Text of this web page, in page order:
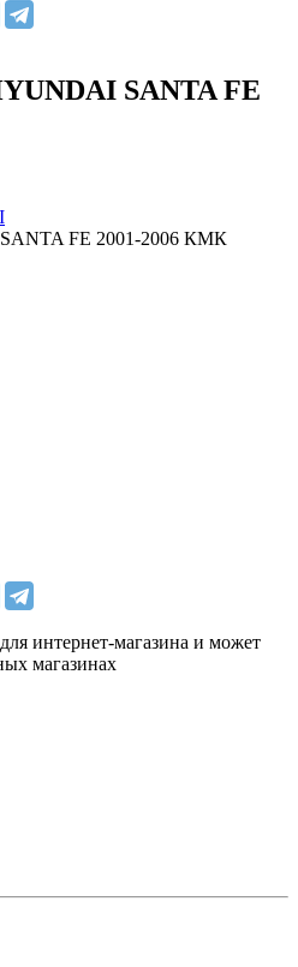
SANTA FE
FE 2001-2006 КМК
интернет-магазина и может
магазинах